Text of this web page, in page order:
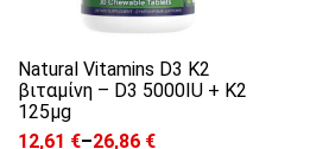
Natural Vitamins D3 K2
βιταμίνη – D3 5000IU + K2
125μg
12,61 €–26,86 €